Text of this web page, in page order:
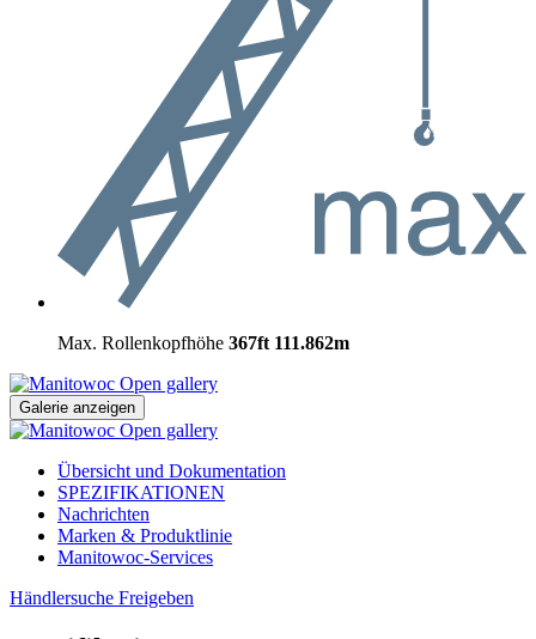
Max. Rollenkopfhöhe 367ft 111.862m
Open gallery
Galerie anzeigen
Open gallery
Übersicht und Dokumentation
SPEZIFIKATIONEN
Nachrichten
Marken & Produktlinie
Manitowoc-Services
Händlersuche Freigeben